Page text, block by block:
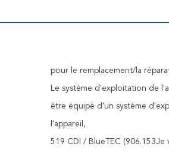
pour le remplacement/la
Le système d'exploitation de
être équipé d'un système
l'appareil,
519 CDI / BlueTEC (906.153Je